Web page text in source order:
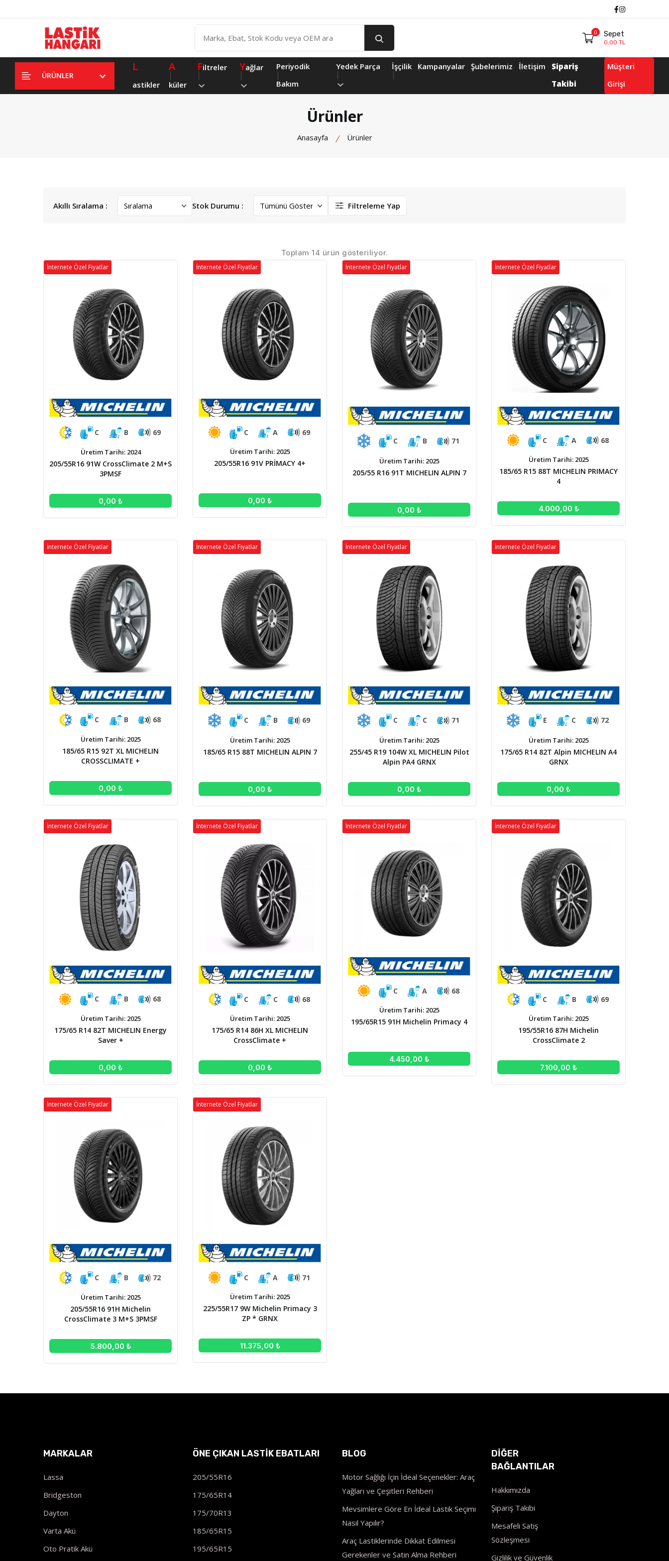
Facebook
Instagram
0 Sepet
0,00 TL
ÜRÜNLER
L
astikler
A
küler
Filtreler Yağlar
Periyodik
Bakım
Yedek Parça İşçilik Kampanyalar Şubelerimiz İletişim
Sipariş
Takibi
Müşteri
Girişi
Ürünler
Anasayfa Ürünler
Akıllı Sıralama : Stok Durumu : Filtreleme Yap
Toplam 14 ürün gösteriliyor.
İnternete Özel Fiyatlar
C B 69
Üretim Tarihi: 2024
205/55R16 91W CrossClimate 2 M+S
3PMSF
0,00 ₺
İnternete Özel Fiyatlar
C A 69
Üretim Tarihi: 2025
205/55R16 91V PRİMACY 4+
0,00 ₺
İnternete Özel Fiyatlar
C B 71
Üretim Tarihi: 2025
205/55 R16 91T MICHELIN ALPIN 7
0,00 ₺
İnternete Özel Fiyatlar
C A 68
Üretim Tarihi: 2025
185/65 R15 88T MICHELIN PRIMACY
4
4.000,00 ₺
İnternete Özel Fiyatlar
C B 68
Üretim Tarihi: 2025
185/65 R15 92T XL MICHELIN
CROSSCLIMATE +
0,00 ₺
İnternete Özel Fiyatlar
C B 69
Üretim Tarihi: 2025
185/65 R15 88T MICHELIN ALPIN 7
0,00 ₺
İnternete Özel Fiyatlar
C C 71
Üretim Tarihi: 2025
255/45 R19 104W XL MICHELIN Pilot
Alpin PA4 GRNX
0,00 ₺
İnternete Özel Fiyatlar
E C 72
Üretim Tarihi: 2025
175/65 R14 82T Alpin MICHELIN A4
GRNX
0,00 ₺
İnternete Özel Fiyatlar
C B 68
Üretim Tarihi: 2025
175/65 R14 82T MICHELIN Energy
Saver +
0,00 ₺
İnternete Özel Fiyatlar
C C 68
Üretim Tarihi: 2025
175/65 R14 86H XL MICHELIN
CrossClimate +
0,00 ₺
İnternete Özel Fiyatlar
C A 68
Üretim Tarihi: 2025
195/65R15 91H Michelin Primacy 4
4.450,00 ₺
İnternete Özel Fiyatlar
C B 69
Üretim Tarihi: 2025
195/55R16 87H Michelin
CrossClimate 2
7.100,00 ₺
İnternete Özel Fiyatlar
C B 72
Üretim Tarihi: 2025
205/55R16 91H Michelin
CrossClimate 3 M+S 3PMSF
5.800,00 ₺
İnternete Özel Fiyatlar
C A 71
Üretim Tarihi: 2025
225/55R17 9W Michelin Primacy 3
ZP * GRNX
11.375,00 ₺
MARKALAR
Lassa
Bridgeston
Dayton
Varta Akü
Oto Pratik Akü
ÖNE ÇIKAN LASTIK EBATLARI
205/55R16
175/65R14
175/70R13
185/65R15
195/65R15
BLOG
Motor Sağlığı İçin İdeal Seçenekler: Araç
Yağları ve Çeşitleri Rehberi
Mevsimlere Göre En İdeal Lastik Seçimi
Nasıl Yapılır?
Araç Lastiklerinde Dikkat Edilmesi
Gerekenler ve Satın Alma Rehberi
DİĞER
BAĞLANTILAR
Hakkımızda
Şipariş Takibi
Mesafeli Satış
Sözleşmesi
Gizlilik ve Güvenlik